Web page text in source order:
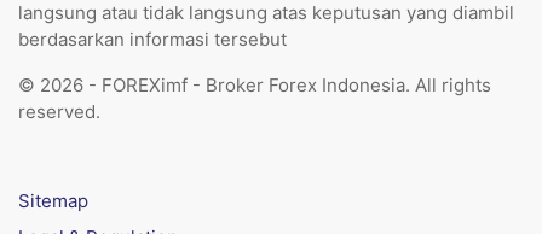
langsung atau tidak langsung atas keputusan yang diambil
berdasarkan informasi tersebut
© 2026 - FOREXimf - Broker Forex Indonesia. All rights
reserved.
Sitemap